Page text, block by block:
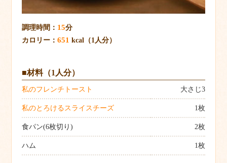
調理時間： 15分
カロリー： 651 kcal（1人分）
■材料（1人分）
私のフレンチトースト 大さじ3
私のとろけるスライスチーズ 1枚
食パン(6枚切り) 2枚
ハム 1枚